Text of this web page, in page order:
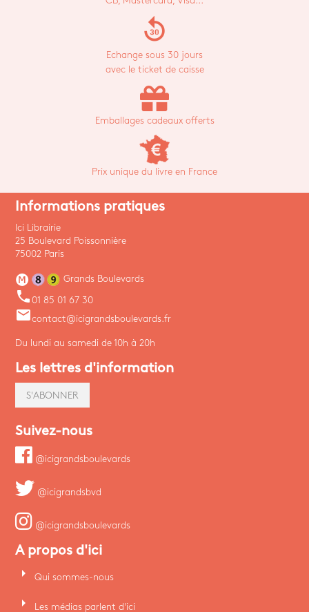
replay_30
Echange sous 30 jours
avec le ticket de caisse
Emballages cadeaux offerts
Prix unique du livre en France
Informations pratiques
Ici Librairie
25 Boulevard Poissonnière
75002 Paris
Grands Boulevards
phone 01 85 01 67 30
emailcontact@icigrandsboulevards.fr
Du lundi au samedi de 10h à 20h
Les lettres d'information
S'ABONNER
Suivez-nous
@icigrandsboulevards
@icigrandsbvd
@icigrandsboulevards
A propos d'ici
arrow_right Qui sommes-nous
arrow_right Les médias parlent d'ici